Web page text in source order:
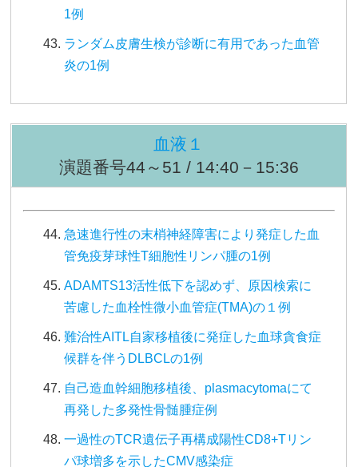
1例
ランダム皮膚生検が診断に有用であった血管
炎の1例
血液１
演題番号44～51 / 14:40－15:36
急速進行性の末梢神経障害により発症した血
管免疫芽球性T細胞性リンパ腫の1例
ADAMTS13活性低下を認めず、原因検索に
苦慮した血栓性微小血管症(TMA)の１例
難治性AITL自家移植後に発症した血球貪食症
候群を伴うDLBCLの1例
自己造血幹細胞移植後、plasmacytomaにて
再発した多発性骨髄腫症例
一過性のTCR遺伝子再構成陽性CD8+Tリン
パ球増多を示したCMV感染症